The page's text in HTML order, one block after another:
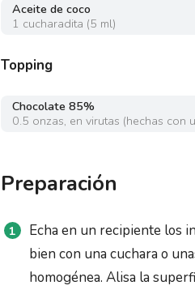
Aceite de coco
1 cucharadita (5 ml)
Topping
Chocolate 85%
0.5 onzas, en virutas (hechas
Preparación
Echa en un recipiente los
bien con una cuchara o
homogénea. Alisa la